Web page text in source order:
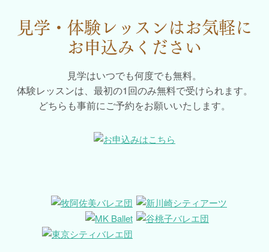
見学・体験レッスンはお気軽に
お申込みください
見学はいつでも何度でも無料。
体験レッスンは、最初の1回のみ無料で受けられます。
どちらも事前にご予約をお願いいたします。